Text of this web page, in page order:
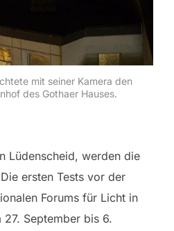
mit seiner Kamera den
des Gothaer Hauses.
Lüdenscheid, werden die
ersten Tests vor der
Forums für Licht in
September bis 6.